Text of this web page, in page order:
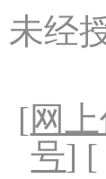
未经
[网
号] [